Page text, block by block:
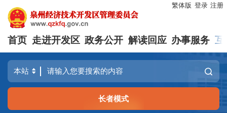
繁体版 登录 注册
首页 走进开发区 政务公开 解读回应 办事服务 互
长者模式